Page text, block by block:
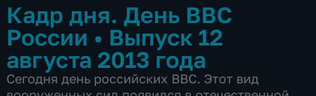
Кадр дня. День ВВС
России • Выпуск 12
августа 2013 года
Сегодня день российских ВВС. Этот вид